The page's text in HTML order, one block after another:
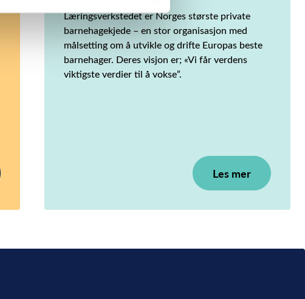
Læringsverkstedet er Norges største private
barnehagekjede – en stor organisasjon med
målsetting om å utvikle og drifte Europas beste
barnehager. Deres visjon er; «Vi får verdens
viktigste verdier til å vokse”.
Les mer